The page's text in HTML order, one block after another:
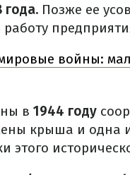
года. Позже ее
войны:
в 1944 году
крыша и одна
этого